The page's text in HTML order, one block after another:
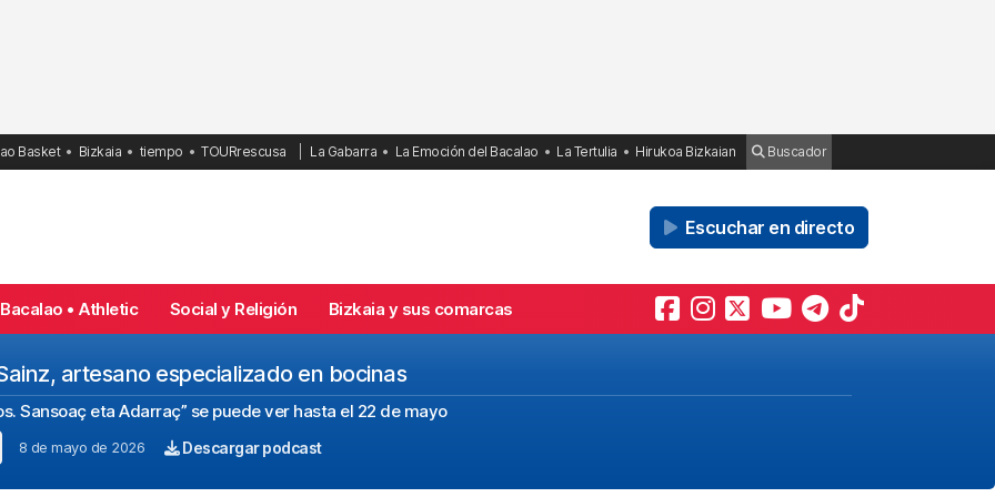
Basket Bizkaia tiempo TOURrescusa La Gabarra La Emoción del Bacalao La Tertulia Hirukoa Bizkaian Buscador
Escuchar en directo
Bacalao • Athletic Social y Religión Bizkaia y sus comarcas
artesano especializado en bocinas
Sansoaç eta Adarraç” se puede ver hasta el 22 de mayo
8 de mayo de 2026 Descargar podcast